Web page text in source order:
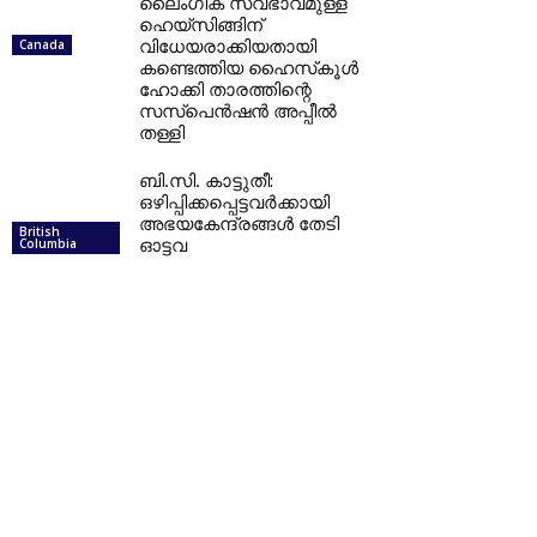
Canada
ഹെയ്‌സിങ്ങിന്
വിധേയരാക്കിയതായി
കണ്ടെത്തിയ ഹൈസ്‌കൂൾ
ഹോക്കി താരത്തിന്റെ
സസ്പെൻഷൻ അപ്പീൽ
തള്ളി
British
Columbia
ബി.സി. കാട്ടുതീ:
ഒഴിപ്പിക്കപ്പെട്ടവർക്കായി
അഭയകേന്ദ്രങ്ങൾ തേടി
ഓട്ടവ